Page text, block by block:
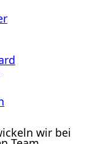
wir bei